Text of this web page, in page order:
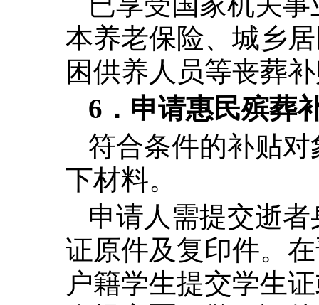
本养老保险、城乡
困供养人员等丧葬
6．申请惠民殡葬
符合条件的补贴
下材料。
申请人需提交逝
证原件及复印件。
户籍学生提交学生